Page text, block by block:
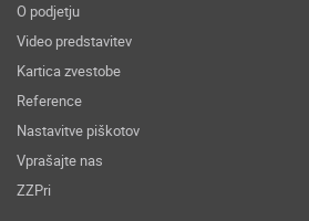
O podjetju
Video predstavitev
Kartica zvestobe
Reference
Nastavitve piškotov
Vprašajte nas
ZZPri